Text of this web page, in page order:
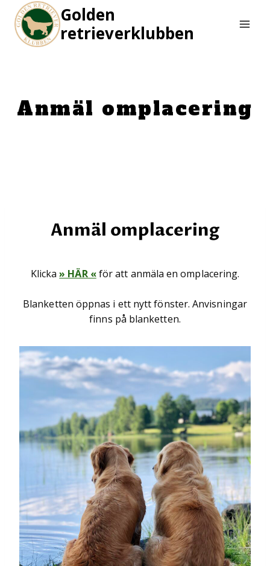
content
Golden
retrieverklubben
Anmäl omplacering
Anmäl omplacering
Klicka» HÄR «för att anmäla en omplacering.
Blanketten öppnas i ett nytt fönster. Anvisningar
finns på blanketten.